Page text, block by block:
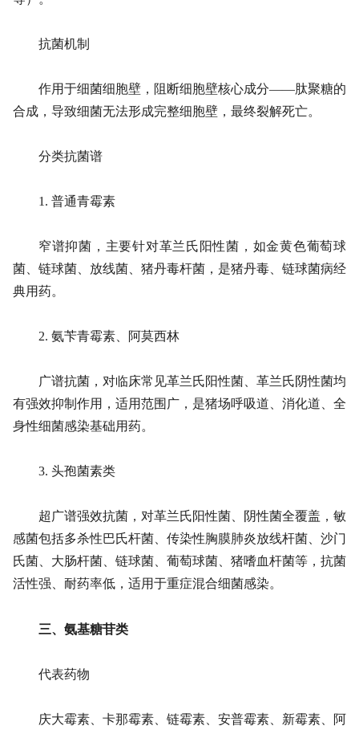
抗菌机制
作用于细菌细胞壁，阻断细胞壁核心成分——肽聚糖的
合成，导致细菌无法形成完整细胞壁，最终裂解死亡。
分类抗菌谱
1. 普通青霉素
窄谱抑菌，主要针对革兰氏阳性菌，如金黄色葡萄球
菌、链球菌、放线菌、猪丹毒杆菌，是猪丹毒、链球菌病经
典用药。
2. 氨苄青霉素、阿莫西林
广谱抗菌，对临床常见革兰氏阳性菌、革兰氏阴性菌均
有强效抑制作用，适用范围广，是猪场呼吸道、消化道、全
身性细菌感染基础用药。
3. 头孢菌素类
超广谱强效抗菌，对革兰氏阳性菌、阴性菌全覆盖，敏
感菌包括多杀性巴氏杆菌、传染性胸膜肺炎放线杆菌、沙门
氏菌、大肠杆菌、链球菌、葡萄球菌、猪嗜血杆菌等，抗菌
活性强、耐药率低，适用于重症混合细菌感染。
三、氨基糖苷类
代表药物
庆大霉素、卡那霉素、链霉素、安普霉素、新霉素、阿